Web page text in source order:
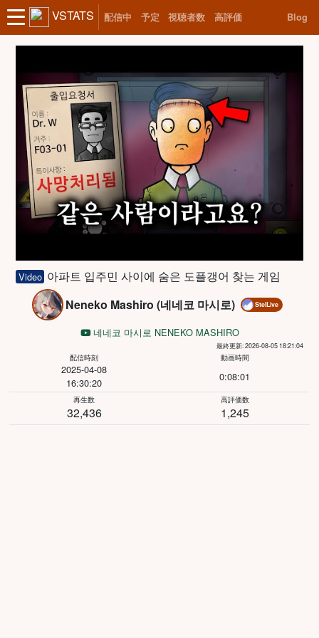
VSTATS 配信中 予定 視聴者数 高評価 Blog
Video 아파트 입주민 사이에 숨은 도플갱어 찾는 게임
Neneko Mashiro (네네코 마시로)
StelLive
네네코 마시로 NENEKO MASHIRO
最終更新: 2026-08-05 18:21:04
配信時刻
2025-04-08
16:30:20
動画時間
0:08:01
再生数
32,436
高評価数
1,245